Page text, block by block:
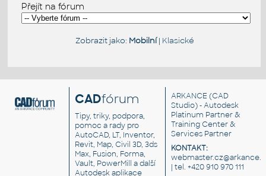
Přejít na fórum
Zobrazit jako: Mobilní| Klasické
CADfórum
Tipy, triky, podpora,
pomoc a rady pro
AutoCAD, LT, Inventor,
Revit, Map, Civil 3D, 3ds
Max, Fusion, Forma,
Vault, PowerMill a další
Autodesk aplikace
ARKANCE (CAD
Studio) - Autodesk
Platinum Partner &
Training Center &
Services Partner
KONTAKT:
| tel. +420 910 970 111